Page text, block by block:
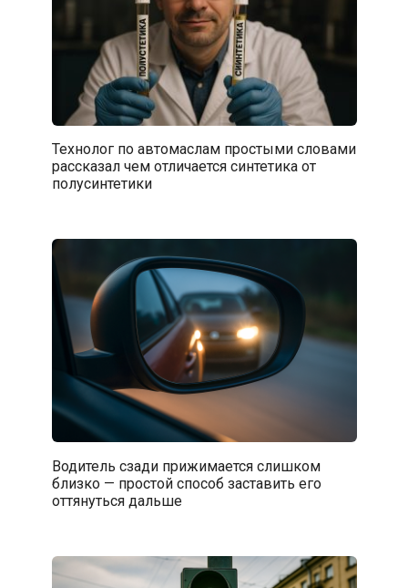
Технолог по автомаслам простыми словами
рассказал чем отличается синтетика от
полусинтетики
Водитель сзади прижимается слишком
близко — простой способ заставить его
оттянуться дальше